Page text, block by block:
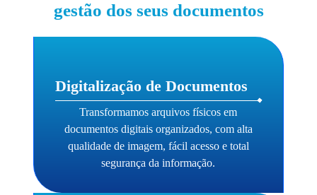
gestão dos seus documentos
Digitalização de Documentos
Transformamos arquivos físicos em
documentos digitais organizados, com alta
qualidade de imagem, fácil acesso e total
segurança da informação.